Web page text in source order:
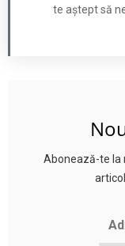
te aștept să
Abonează-te la